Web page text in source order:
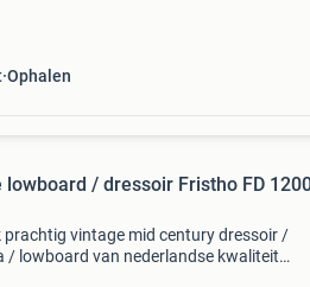
Ophalen
/ dressoir Fristho FD 1200
prachtig vintage mid century dressoir /
/ lowboard van nederlandse kwaliteit